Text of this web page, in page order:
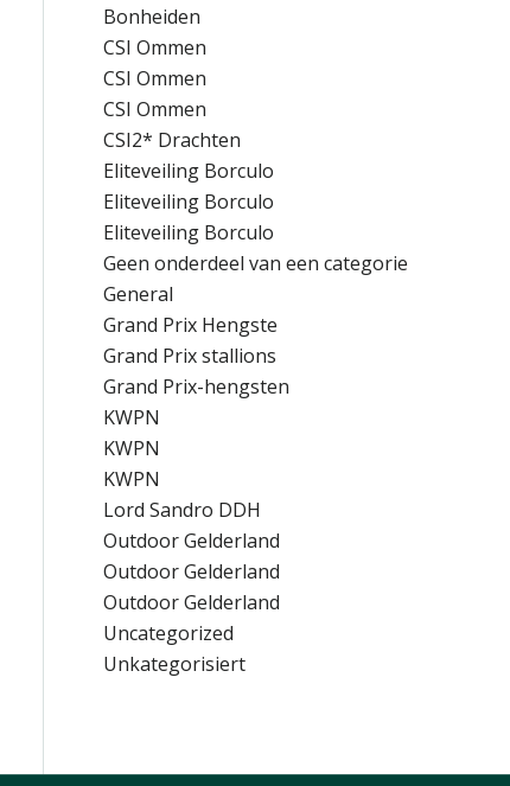
Bonheiden
CSI Ommen
CSI Ommen
CSI Ommen
CSI2* Drachten
Eliteveiling Borculo
Eliteveiling Borculo
Eliteveiling Borculo
Geen onderdeel van een categorie
General
Grand Prix Hengste
Grand Prix stallions
Grand Prix-hengsten
KWPN
KWPN
KWPN
Lord Sandro DDH
Outdoor Gelderland
Outdoor Gelderland
Outdoor Gelderland
Uncategorized
Unkategorisiert